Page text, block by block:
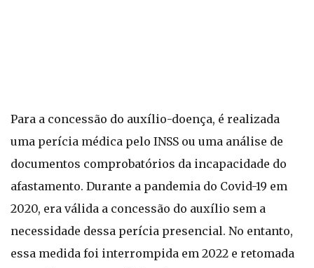
Para a concessão do auxílio-doença, é realizada
uma perícia médica pelo INSS ou uma análise de
documentos comprobatórios da incapacidade do
afastamento. Durante a pandemia do Covid-19 em
2020, era válida a concessão do auxílio sem a
necessidade dessa perícia presencial. No entanto,
essa medida foi interrompida em 2022 e retomada